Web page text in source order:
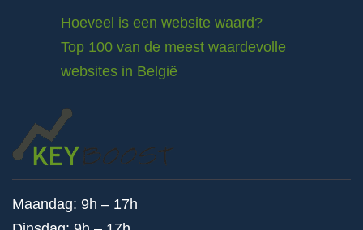
Hoeveel is een website waard?
Top 100 van de meest waardevolle
websites in België
Maandag: 9h – 17h